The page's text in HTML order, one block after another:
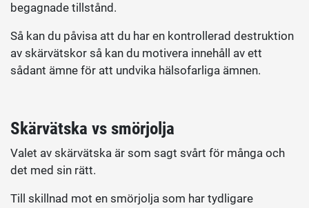
begagnade tillstånd.
Så kan du påvisa att du har en kontrollerad destruktion
av skärvätskor så kan du motivera innehåll av ett
sådant ämne för att undvika hälsofarliga ämnen.
Skärvätska vs smörjolja
Valet av skärvätska är som sagt svårt för många och
det med sin rätt.
Till skillnad mot en smörjolja som har tydligare